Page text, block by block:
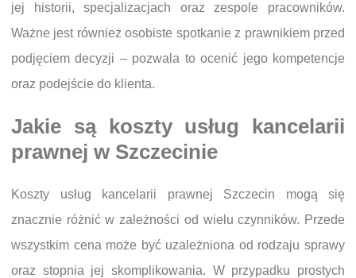
jej historii, specjalizacjach oraz zespole pracowników.
Ważne jest również osobiste spotkanie z prawnikiem przed
podjęciem decyzji – pozwala to ocenić jego kompetencje
oraz podejście do klienta.
Jakie są koszty usług kancelarii
prawnej w Szczecinie
Koszty usług kancelarii prawnej Szczecin mogą się
znacznie różnić w zależności od wielu czynników. Przede
wszystkim cena może być uzależniona od rodzaju sprawy
oraz stopnia jej skomplikowania. W przypadku prostych